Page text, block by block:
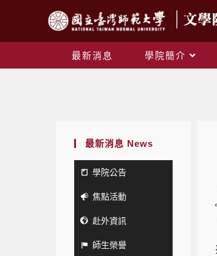
最新消息 學院簡介
最新消息 News
學院公告
焦點活動
赴外資訊
師生榮譽